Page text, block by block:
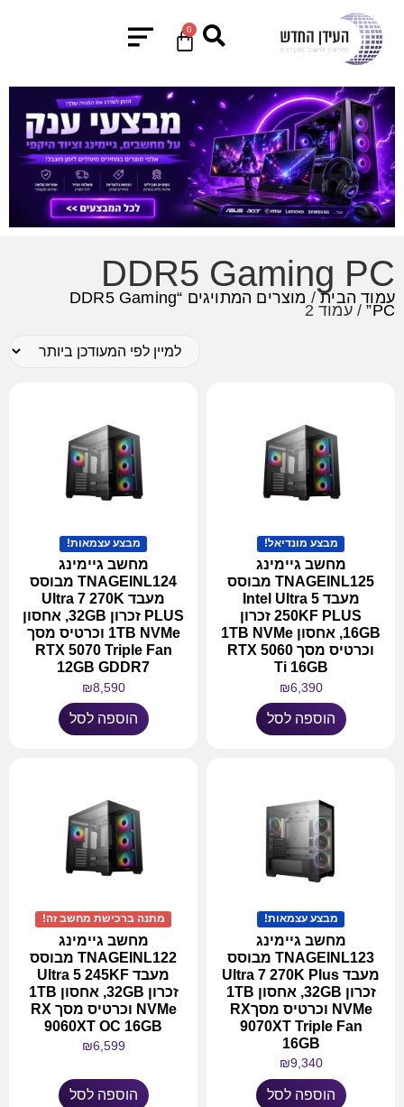
0
DDR5 Gaming PC
עמוד הבית/ מוצרים המתויגים “DDR5 Gaming
PC” / עמוד 2
מבצע מונדיאל!
מחשב גיימינג
TNAGEINL125 מבוסס
מעבד Intel Ultra 5
250KF PLUS זכרון
16GB, אחסון 1TB NVMe
וכרטיס מסך RTX 5060
Ti 16GB
₪6,390
הוספה לסל
מבצע עצמאות!
מחשב גיימינג
TNAGEINL124 מבוסס
מעבד Ultra 7 270K
PLUS זכרון 32GB, אחסון
1TB NVMe וכרטיס מסך
RTX 5070 Triple Fan
12GB GDDR7
₪8,590
הוספה לסל
מבצע עצמאות!
מחשב גיימינג
TNAGEINL123 מבוסס
מעבד Ultra 7 270K Plus
זכרון 32GB, אחסון 1TB
NVMe וכרטיס מסךRX
9070XT Triple Fan
16GB
₪9,340
הוספה לסל
מתנה ברכישת מחשב זה!
מחשב גיימינג
TNAGEINL122 מבוסס
מעבד Ultra 5 245KF
זכרון 32GB, אחסון 1TB
NVMe וכרטיס מסך RX
9060XT OC 16GB
₪6,599
הוספה לסל